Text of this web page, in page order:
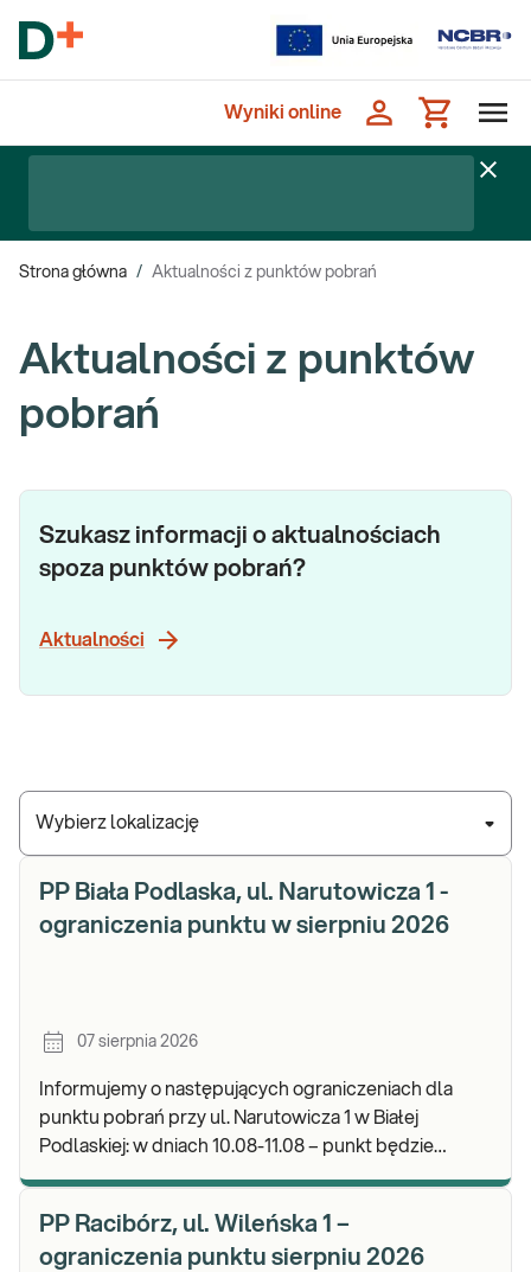
Wyniki online
Strona główna / Aktualności z punktów pobrań
Aktualności z punktów
pobrań
Wybierz lokalizację
Szukasz informacji o aktualnościach
spoza punktów pobrań?
Aktualności
PP Biała Podlaska, ul. Narutowicza 1 -
ograniczenia punktu w sierpniu 2026
07 sierpnia 2026
Informujemy o następujących ograniczeniach dla
punktu pobrań przy ul. Narutowicza 1 w Białej
Podlaskiej: w dniach 10.08-11.08 – punkt będzie
PP Racibórz, ul. Wileńska 1 –
ograniczenia punktu sierpniu 2026